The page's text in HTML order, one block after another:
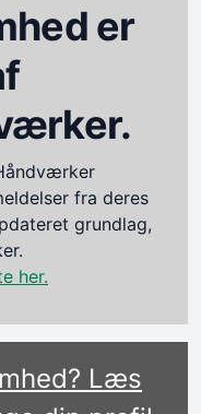
er
fra deres
grundlag,
her.
Læs